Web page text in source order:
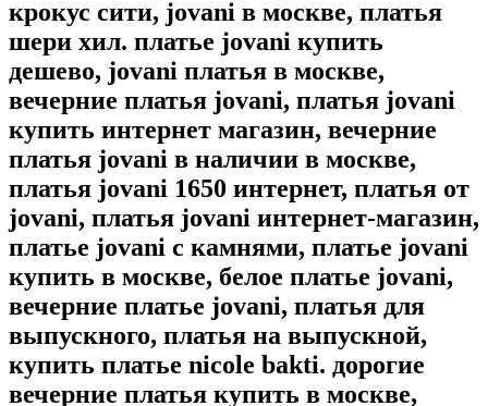
крокус сити, jovani в москве, платья
шери хил. платье jovani купить
дешево, jovani платья в москве,
вечерние платья jovani, платья jovani
купить интернет магазин, вечерние
платья jovani в наличии в москве,
платья jovani 1650 интернет, платья от
jovani, платья jovani интернет-магазин,
платье jovani с камнями, платье jovani
купить в москве, белое платье jovani,
вечерние платье jovani, платья для
выпускного, платья на выпускной,
купить платье nicole bakti. дорогие
вечерние платья купить в москве,